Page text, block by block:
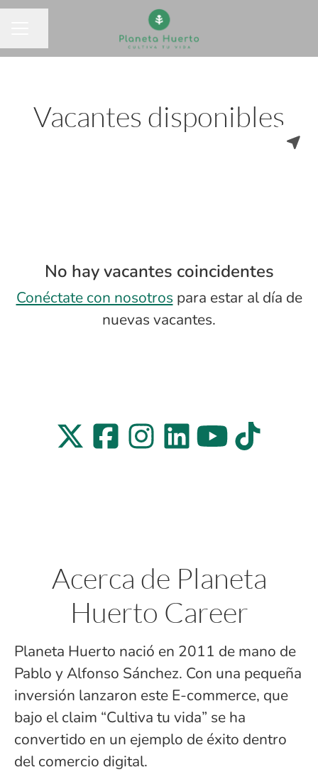
Vacantes disponibles
No hay vacantes coincidentes
Conéctate con nosotros para estar al día de
nuevas vacantes.
Acerca de Planeta
Huerto Career
Planeta Huerto nació en 2011 de mano de
Pablo y Alfonso Sánchez. Con una pequeña
inversión lanzaron este E-commerce, que
bajo el claim “Cultiva tu vida” se ha
convertido en un ejemplo de éxito dentro
del comercio digital.